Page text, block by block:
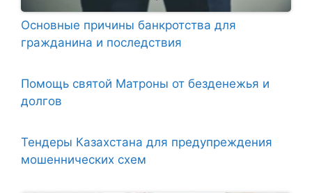
Основные причины банкротства для
гражданина и последствия
Помощь святой Матроны от безденежья и
долгов
Тендеры Казахстана для предупреждения
мошеннических схем